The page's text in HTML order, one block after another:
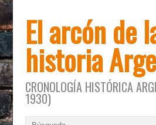
El arcón de
historia
CRONOLOGÍA HISTÓRICA
1930)